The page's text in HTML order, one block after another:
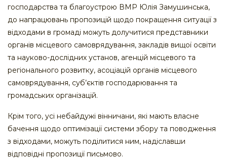
господарства та благоустрою ВМР Юлія Замушинська,
до напрацювань пропозицій щодо покращення ситуації з
відходами в громаді можуть долучитися представники
органів місцевого самоврядування, закладів вищої освіти
та науково-дослідних установ, агенцій місцевого та
регіонального розвитку, асоціацій органів місцевого
самоврядування, суб’єктів господарювання та
громадських організацій.
Крім того, усі небайдужі вінничани, які мають власне
бачення щодо оптимізації системи збору та поводження
з відходами, можуть поділитися ним, надіславши
відповідні пропозиції письмово.